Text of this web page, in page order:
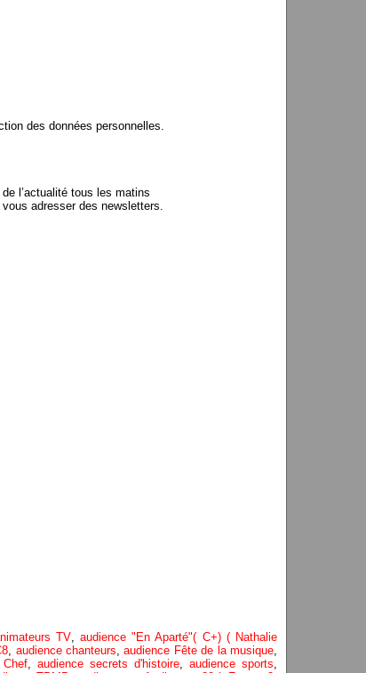
des données personnelles.
l’actualité tous les matins
adresser des newsletters.
TV, audience "En Aparté"( C+) ( Nathalie
, audience chanteurs,audience Fête de la musique,
, audience secrets d'histoire, audience sports,